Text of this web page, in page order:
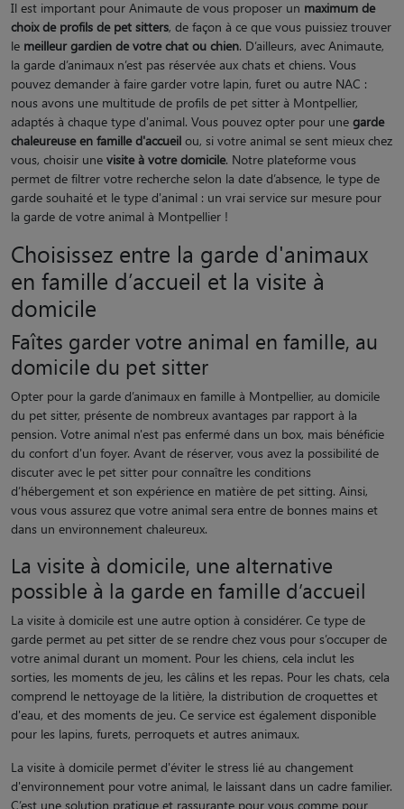
Il est important pour Animaute de vous proposer un maximum de
choix de profils de pet sitters, de façon à ce que vous puissiez trouver
le meilleur gardien de votre chat ou chien. D’ailleurs, avec Animaute,
la garde d’animaux n’est pas réservée aux chats et chiens. Vous
pouvez demander à faire garder votre lapin, furet ou autre NAC :
nous avons une multitude de profils de pet sitter à Montpellier,
adaptés à chaque type d'animal. Vous pouvez opter pour une garde
chaleureuse en famille d'accueil ou, si votre animal se sent mieux chez
vous, choisir une visite à votre domicile. Notre plateforme vous
permet de filtrer votre recherche selon la date d’absence, le type de
garde souhaité et le type d'animal : un vrai service sur mesure pour
la garde de votre animal à Montpellier !
Choisissez entre la garde d'animaux
en famille d’accueil et la visite à
domicile
Faîtes garder votre animal en famille, au
domicile du pet sitter
Opter pour la garde d’animaux en famille à Montpellier, au domicile
du pet sitter, présente de nombreux avantages par rapport à la
pension. Votre animal n'est pas enfermé dans un box, mais bénéficie
du confort d'un foyer. Avant de réserver, vous avez la possibilité de
discuter avec le pet sitter pour connaître les conditions
d’hébergement et son expérience en matière de pet sitting. Ainsi,
vous vous assurez que votre animal sera entre de bonnes mains et
dans un environnement chaleureux.
La visite à domicile, une alternative
possible à la garde en famille d’accueil
La visite à domicile est une autre option à considérer. Ce type de
garde permet au pet sitter de se rendre chez vous pour s’occuper de
votre animal durant un moment. Pour les chiens, cela inclut les
sorties, les moments de jeu, les câlins et les repas. Pour les chats, cela
comprend le nettoyage de la litière, la distribution de croquettes et
d'eau, et des moments de jeu. Ce service est également disponible
pour les lapins, furets, perroquets et autres animaux.
La visite à domicile permet d'éviter le stress lié au changement
d'environnement pour votre animal, le laissant dans un cadre familier.
C’est une solution pratique et rassurante pour vous comme pour